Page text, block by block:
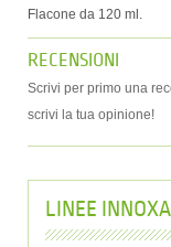
Flacone da 120 ml.
RECENSIONI
Scrivi per primo una
scrivi la tua opinione!
LINEE INNOXA